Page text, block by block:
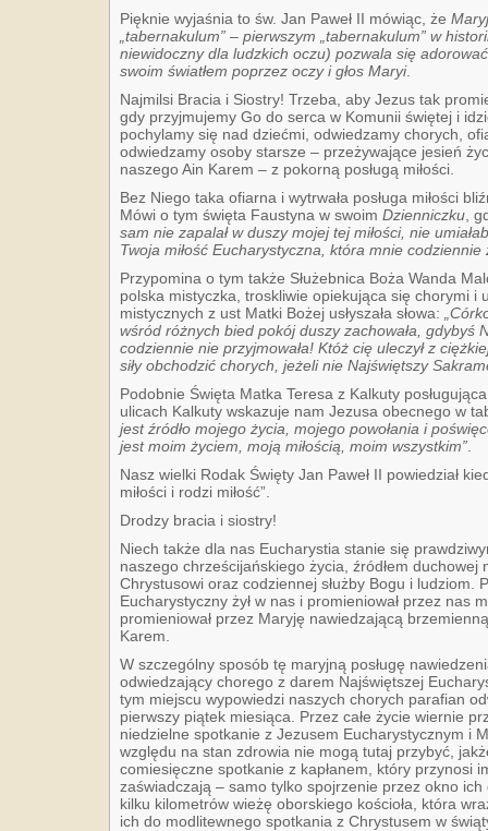
Pięknie wyjaśnia to św. Jan Paweł II mówiąc, że
„tabernakulum” – pierwszym „tabernakulum” w
niewidoczny dla ludzkich oczu) pozwala się
swoim światłem poprzez oczy i głos Maryi.
Najmilsi Bracia i Siostry! Trzeba, aby Jezus tak
gdy przyjmujemy Go do serca w Komunii świętej i
pochylamy się nad dziećmi, odwiedzamy chorych,
odwiedzamy osoby starsze – przeżywające jesień
naszego Ain Karem – z pokorną posługą miłości.
Bez Niego taka ofiarna i wytrwała posługa miłości
Mówi o tym święta Faustyna w swoim Dzienniczku ,
sam nie zapalał w duszy mojej tej miłości, nie
Twoja miłość Eucharystyczna, która mnie codziennie
Przypomina o tym także Służebnica Boża Wanda
polska mistyczka, troskliwie opiekująca się chorymi i
mistycznych z ust Matki Bożej usłyszała słowa:
wśród różnych bied pokój duszy zachowała, gdybyś
codziennie nie przyjmowała! Któż cię uleczył z
siły obchodzić chorych, jeżeli nie Najświętszy
Podobnie Święta Matka Teresa z Kalkuty
ulicach Kalkuty wskazuje nam Jezusa obecnego w
jest źródło mojego życia, mojego powołania i
jest moim życiem, moją miłością, moim wszystkim”
Nasz wielki Rodak Święty Jan Paweł II powiedział
miłości i rodzi miłość”.
Drodzy bracia i siostry!
Niech także dla nas Eucharystia stanie się
naszego chrześcijańskiego życia, źródłem duchowej
Chrystusowi oraz codziennej służby Bogu i ludziom.
Eucharystyczny żył w nas i promieniował przez nas
promieniował przez Maryję nawiedzającą
Karem.
W szczególny sposób tę maryjną posługę
odwiedzający chorego z darem Najświętszej
tym miejscu wypowiedzi naszych chorych parafian
pierwszy piątek miesiąca. Przez całe życie wiernie
niedzielne spotkanie z Jezusem Eucharystycznym i
względu na stan zdrowia nie mogą tutaj przybyć,
comiesięczne spotkanie z kapłanem, który przynosi
zaświadczają – samo tylko spojrzenie przez okno ich
kilku kilometrów wieżę oborskiego kościoła, która
ich do modlitewnego spotkania z Chrystusem w